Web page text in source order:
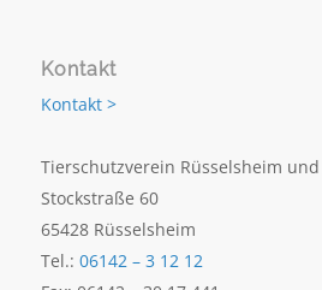
Kontakt
Kontakt >
Tierschutzverein Rüsselsheim
Stockstraße 60
65428 Rüsselsheim
Tel.: 06142 – 3 12 12